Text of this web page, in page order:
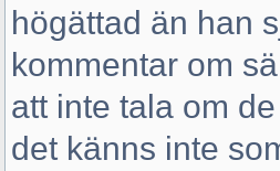
högättad än han
kommentar om
att inte tala om
det känns inte